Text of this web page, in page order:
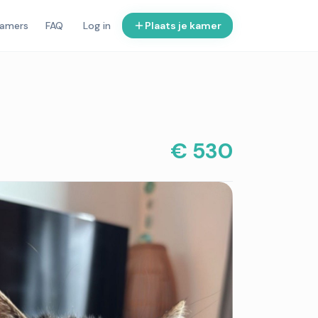
FAQ Log in Plaats je kamer
€ 530